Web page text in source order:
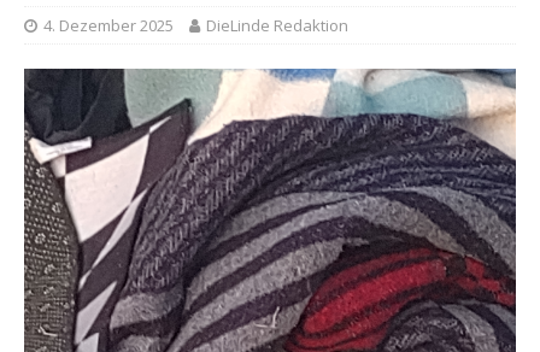
4. Dezember 2025 DieLinde Redaktion